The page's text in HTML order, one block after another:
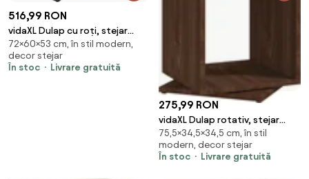
516,99 RON
vidaXL Dulap cu roți, stejar
artizanal, 60x53x72 cm, lemn
prelucrat
72×60×53 cm, în stil modern,
decor stejar
În stoc
Livrare gratuită
275,99 RON
vidaXL Dulap rotativ, stejar
maro, 34,5x34,5x75,5 cm, lemn
prelucrat
75,5×34,5×34,5 cm, în stil
modern, decor stejar
În stoc
Livrare gratuită